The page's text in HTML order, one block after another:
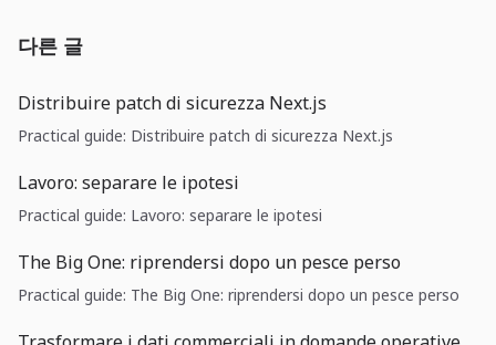
다른 글
Distribuire patch di sicurezza Next.js
Practical guide: Distribuire patch di sicurezza Next.js
Lavoro: separare le ipotesi
Practical guide: Lavoro: separare le ipotesi
The Big One: riprendersi dopo un pesce perso
Practical guide: The Big One: riprendersi dopo un pesce perso